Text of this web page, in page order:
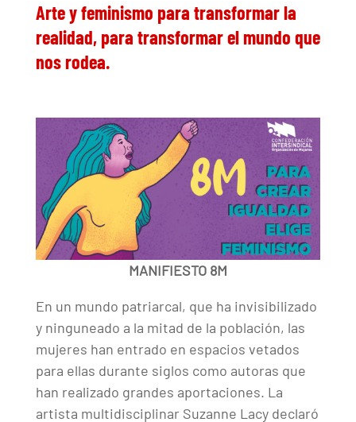
Arte y feminismo para transformar la
realidad, para transformar el mundo que
nos rodea.
MANIFIESTO 8M
En un mundo patriarcal, que ha invisibilizado
y ninguneado a la mitad de la población, las
mujeres han entrado en espacios vetados
para ellas durante siglos como autoras que
han realizado grandes aportaciones. La
artista multidisciplinar Suzanne Lacy declaró